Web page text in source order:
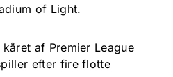
of Light.
af Premier League
efter fire flotte